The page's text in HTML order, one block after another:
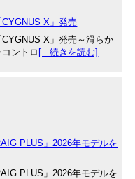
X」発売
X」発売～滑らか
ントロ [...続きを読む]
PLUS」2026年モデルを
PLUS」2026年モデルを